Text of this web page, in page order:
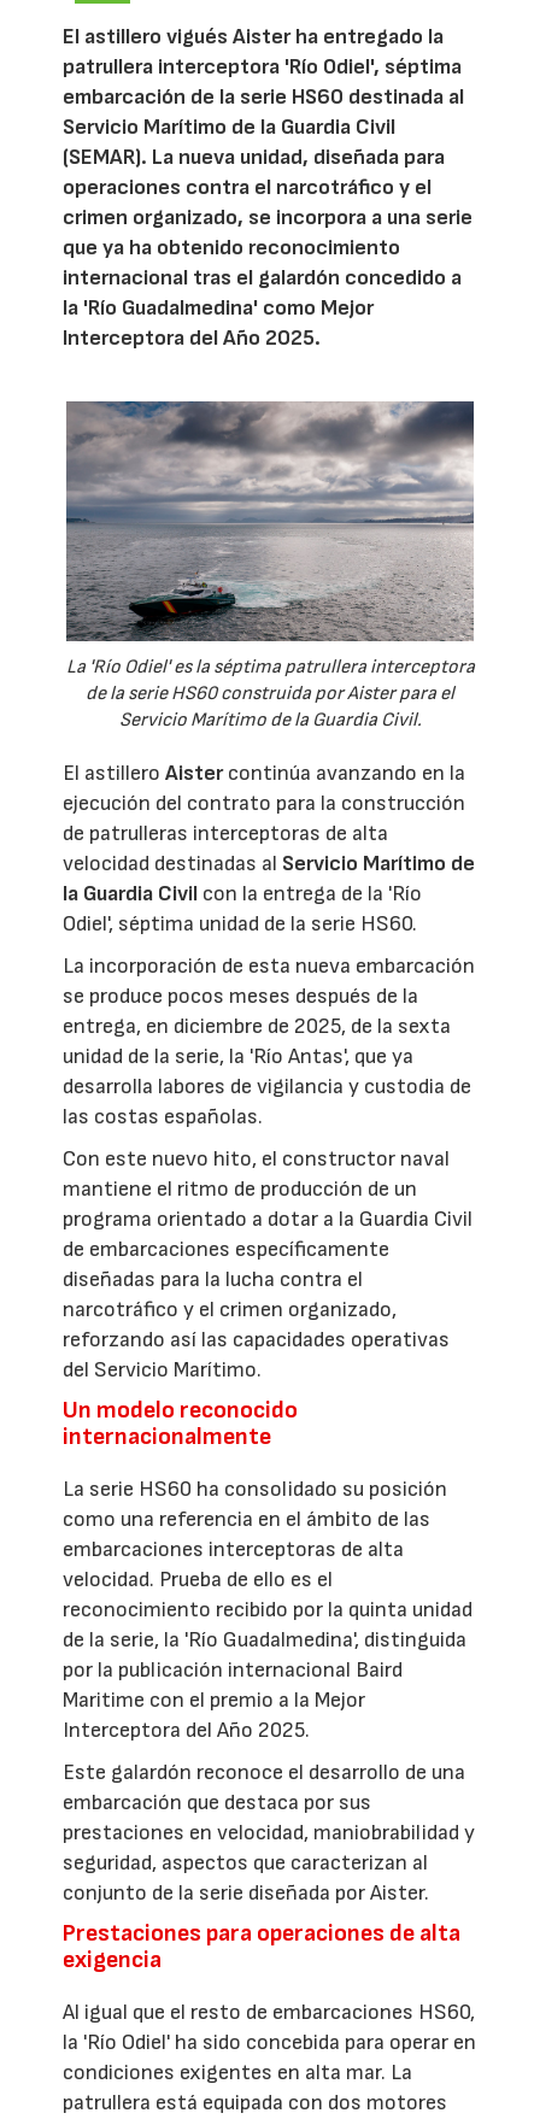
El astillero vigués Aister ha entregado la
patrullera interceptora 'Río Odiel', séptima
embarcación de la serie HS60 destinada al
Servicio Marítimo de la Guardia Civil
(SEMAR). La nueva unidad, diseñada para
operaciones contra el narcotráfico y el
crimen organizado, se incorpora a una serie
que ya ha obtenido reconocimiento
internacional tras el galardón concedido a
la 'Río Guadalmedina' como Mejor
Interceptora del Año 2025.
La 'Río Odiel' es la séptima patrullera interceptora
de la serie HS60 construida por Aister para el
Servicio Marítimo de la Guardia Civil.
El astilleroAistercontinúa avanzando en la
ejecución del contrato para la construcción
de patrulleras interceptoras de alta
velocidad destinadas al Servicio Marítimo de
la Guardia Civil con la entrega de la 'Río
Odiel', séptima unidad de la serie HS60.
La incorporación de esta nueva embarcación
se produce pocos meses después de la
entrega, en diciembre de 2025, de la sexta
unidad de la serie, la 'Río Antas', que ya
desarrolla labores de vigilancia y custodia de
las costas españolas.
Con este nuevo hito, el constructor naval
mantiene el ritmo de producción de un
programa orientado a dotar a la Guardia Civil
de embarcaciones específicamente
diseñadas para la lucha contra el
narcotráfico y el crimen organizado,
reforzando así las capacidades operativas
del Servicio Marítimo.
Un modelo reconocido
internacionalmente
La serie HS60 ha consolidado su posición
como una referencia en el ámbito de las
embarcaciones interceptoras de alta
velocidad. Prueba de ello es el
reconocimiento recibido por la quinta unidad
de la serie, la 'Río Guadalmedina', distinguida
por la publicación internacional Baird
Maritime con el premio a la Mejor
Interceptora del Año 2025.
Este galardón reconoce el desarrollo de una
embarcación que destaca por sus
prestaciones en velocidad, maniobrabilidad y
seguridad, aspectos que caracterizan al
conjunto de la serie diseñada por Aister.
Prestaciones para operaciones de alta
exigencia
Al igual que el resto de embarcaciones HS60,
la 'Río Odiel' ha sido concebida para operar en
condiciones exigentes en alta mar. La
patrullera está equipada con dos motores